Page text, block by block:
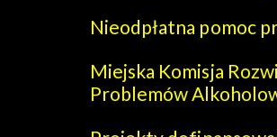
Nieodpłatna pomoc
Miejska Komisja
Problemów